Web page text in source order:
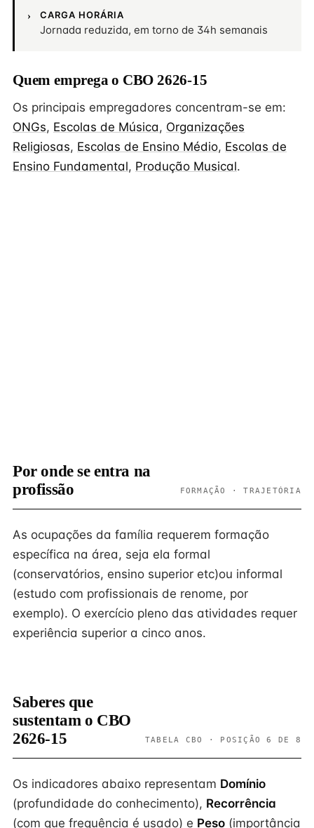
CARGA HORÁRIA
Jornada reduzida, em torno de 34h semanais
Quem emprega o CBO 2626-15
Os principais empregadores concentram-se em:
ONGs, Escolas de Música, Organizações
Religiosas, Escolas de Ensino Médio, Escolas de
Ensino Fundamental, Produção Musical.
Por onde se entra na
profissão
FORMAÇÃO · TRAJETÓRIA
As ocupações da família requerem formação
específica na área, seja ela formal
(conservatórios, ensino superior etc)ou informal
(estudo com profissionais de renome, por
exemplo). O exercício pleno das atividades requer
experiência superior a cinco anos.
Saberes que
sustentam o CBO
2626-15
TABELA CBO · POSIÇÃO 6 DE 8
Os indicadores abaixo representam Domínio
(profundidade do conhecimento), Recorrência
(com que frequência é usado) e Peso (importância